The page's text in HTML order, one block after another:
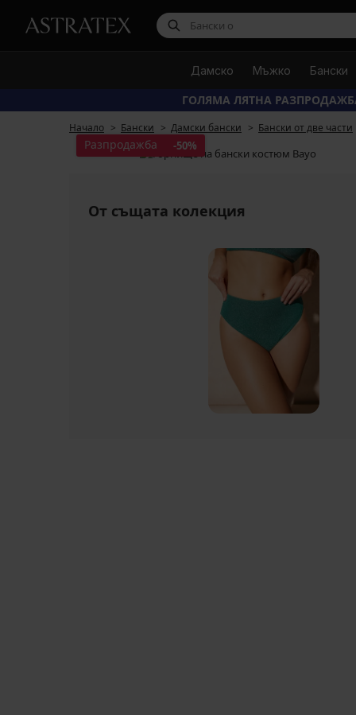
Дамско Мъжко Бански
ГОЛЯМА ЛЯТНА
Начало Бански Дамски бански Бански от две части
Разпродажба -50%
От същата колекция